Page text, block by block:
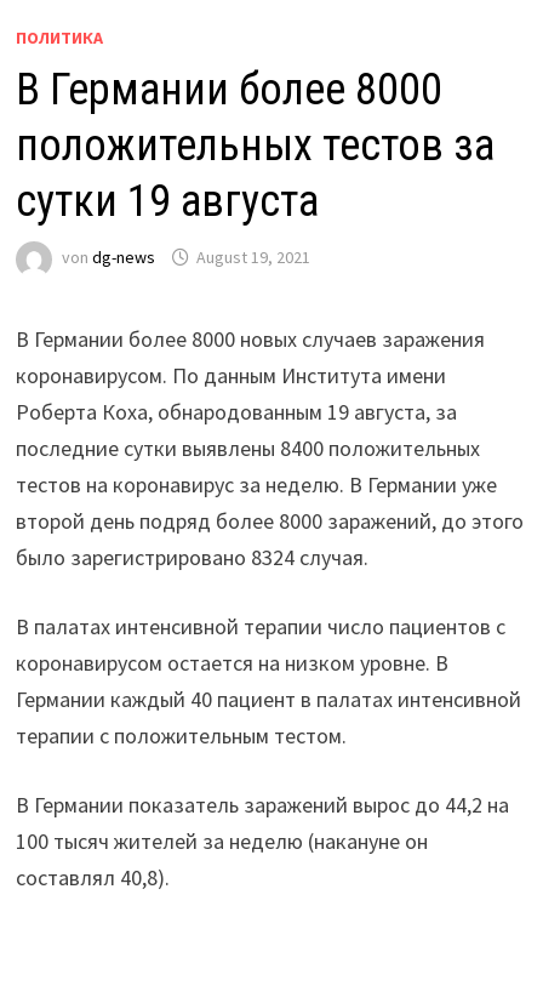
ПОЛИТИКА
В Германии более 8000
положительных тестов за
сутки 19 августа
von dg-news August 19, 2021
В Германии более 8000 новых случаев заражения
коронавирусом. По данным Института имени
Роберта Коха, обнародованным 19 августа, за
последние сутки выявлены 8400 положительных
тестов на коронавирус за неделю. В Германии уже
второй день подряд более 8000 заражений, до этого
было зарегистрировано 8324 случая.
В палатах интенсивной терапии число пациентов с
коронавирусом остается на низком уровне. В
Германии каждый 40 пациент в палатах интенсивной
терапии с положительным тестом.
В Германии показатель заражений вырос до 44,2 на
100 тысяч жителей за неделю (накануне он
составлял 40,8).